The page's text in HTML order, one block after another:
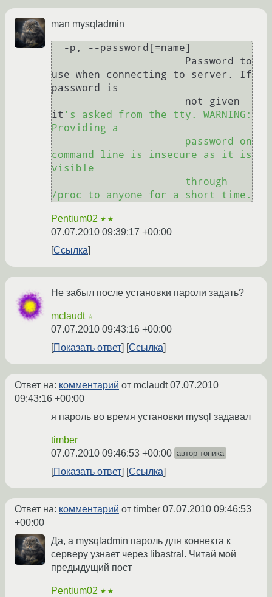
man mysqladmin
use when connecting to server. If
password is
it 's asked from the tty. WARNING:
Providing a
command line is insecure as it is
visible
/proc to anyone for a short time.
Pentium02 ★★
07.07.2010 09:39:17 +00:00
Ссылка
Не забыл после установки пароли задать?
mclaudt ☆
07.07.2010 09:43:16 +00:00
Показать ответ
Ссылка
Ответ на: комментарий от mclaudt07.07.2010
09:43:16 +00:00
я пароль во время установки mysql задавал
timber
07.07.2010 09:46:53 +00:00 автор топика
Показать ответ Ссылка
Ответ на: комментарий от timber 07.07.2010 09:46:53
+00:00
Да, а mysqladmin пароль для коннекта к
серверу узнает через libastral. Читай мой
предыдущий пост
Pentium02 ★★